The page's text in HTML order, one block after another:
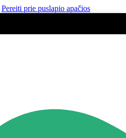
Pereiti prie puslapio apačios